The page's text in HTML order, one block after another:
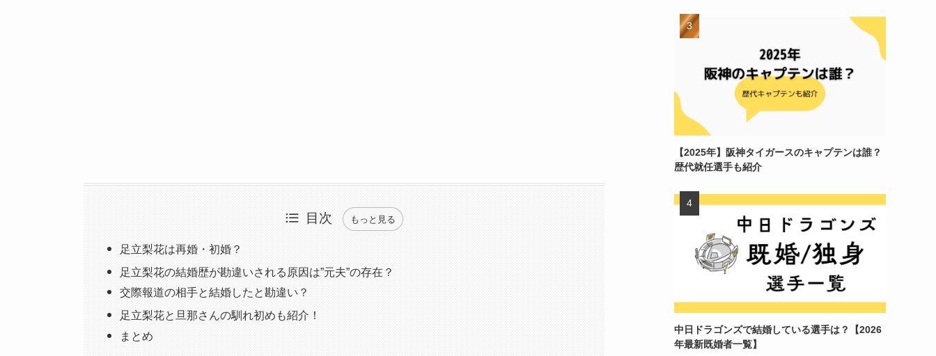
目次 もっと見る
足立梨花は再婚・初婚？
足立梨花の結婚歴が勘違いされる原因は”元夫”の存在？
交際報道の相手と結婚したと勘違い？
足立梨花と旦那さんの馴れ初めも紹介！
まとめ
【2025年】阪神タイガースのキャプテンは誰？
歴代就任選手も紹介
中日ドラゴンズで結婚している選手は？【2026
年最新既婚者一覧】